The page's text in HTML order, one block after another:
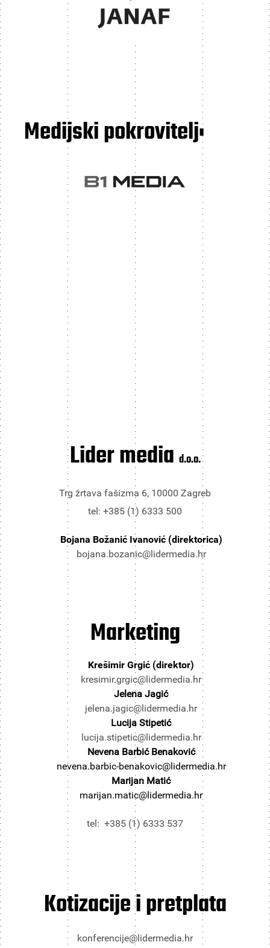
Medijski pokrovitelj:
Lider media d.o.o.
Trg žrtava fašizma 6, 10000 Zagreb
tel: +385 (1) 6333 500
Bojana Božanić Ivanović (direktorica)
bojana.bozanic@lidermedia.hr
Marketing
Krešimir Grgić (direktor)
kresimir.grgic@lidermedia.hr
Jelena Jagić
jelena.jagic@lidermedia.hr
Lucija Stipetić
lucija.stipetic@lidermedia.hr
Nevena Barbić Benaković
nevena.barbic-benakovic@lidermedia.hr
Marijan Matić
marijan.matic@lidermedia.hr
tel: +385 (1) 6333 537
Kotizacije i pretplata
konferencije@lidermedia.hr